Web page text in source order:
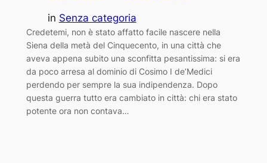
in Senza categoria
Credetemi, non è stato affatto facile nascere nella
Siena della metà del Cinquecento, in una città che
aveva appena subito una sconfitta pesantissima: si era
da poco arresa al dominio di Cosimo I de’Medici
perdendo per sempre la sua indipendenza. Dopo
questa guerra tutto era cambiato in città: chi era stato
potente ora non contava…